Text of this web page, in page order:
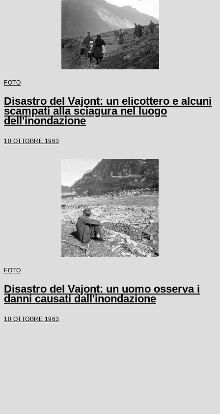
FOTO
Disastro del Vajont: un elicottero e alcuni
scampati alla sciagura nel luogo
dell'inondazione
10 OTTOBRE 1963
FOTO
Disastro del Vajont: un uomo osserva i
danni causati dall'inondazione
10 OTTOBRE 1963